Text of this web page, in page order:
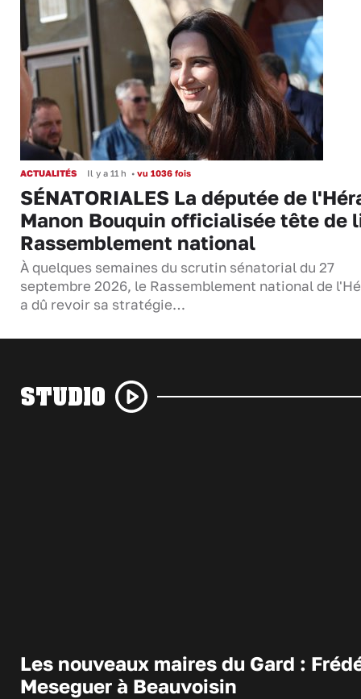
ACTUALITÉS Il y a 11 h • vu 1036 fois
SÉNATORIALES La députée de
Manon Bouquin officialisée tête de
Rassemblement national
À quelques semaines du scrutin sénatorial du 27
septembre 2026, le Rassemblement national de
a dû revoir sa stratégie…
STUDIO
Les nouveaux maires du Gard :
Meseguer à Beauvoisin